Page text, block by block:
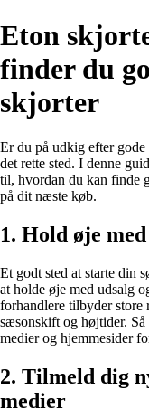
Eton
finder du
skjorter
Er du på udkig efter
det rette sted. I denne
til, hvordan du kan finde
på dit næste køb.
1. Hold øje
Et godt sted at starte din
at holde øje med udsalg
forhandlere tilbyder store
sæsonskift og højtider.
medier og hjemmesider
2. Tilmeld dig
medier